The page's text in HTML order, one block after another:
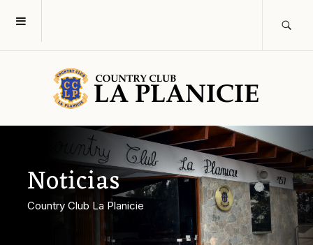
Noticias
Country Club La Planicie